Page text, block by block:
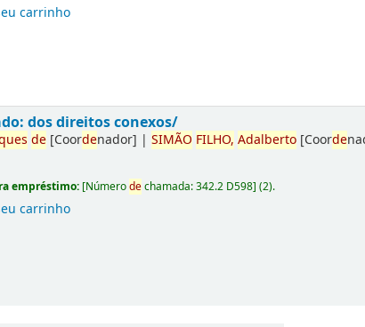
carrinho
dos direitos conexos/
de [Coordenador] |SIMÃO FILHO, Adalberto [Coorde
empréstimo: [Númerodechamada:342.2 D598](2).
carrinho